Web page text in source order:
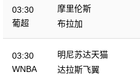
03:30
葡超
摩里伦斯
布拉加
03:30
WNBA
明尼苏达天猫
达拉斯飞翼